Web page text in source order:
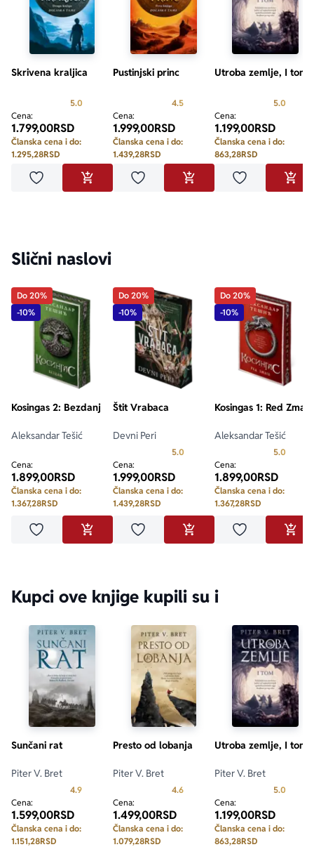
Skrivena kraljica
5.0 Prosecna ocena je 5.0 od 5
Cena:
1.799,00RSD
Članska cena i do:
1.295,28RSD
Dodaj u omiljeneDODAJ U KORPU
Pustinjski princ
4.5Prosecna ocena je 4.5 od 5
Cena:
1.999,00RSD
Članska cena i do:
1.439,28RSD
Dodaj u omiljeneDODAJ U KORPU
Utroba zemlje, I tom
5.0
Cena:
1.199,00RSD
Članska cena i do:
863,28RSD
Dodaj u
Slični naslovi
Do 20%
-10%
Kosingas 2: Bezdanj
Aleksandar Tešić
Cena:
1.899,00RSD
Članska cena i do:
1.367,28RSD
Dodaj u omiljeneDODAJ U KORPU
Do 20%
-10%
Štit Vrabaca
Devni Peri
5.0 Prosecna ocena je 5.0 od 5
Cena:
1.999,00RSD
Članska cena i do:
1.439,28RSD
Dodaj u omiljeneDODAJ U KORPU
Do 20%
-10%
Kosingas 1: Red Zmaja
Aleksandar Tešić
5.0
Cena:
1.899,00RSD
Članska cena i do:
1.367,28RSD
Dodaj u
Kupci ove knjige kupili su i
Sunčani rat
Piter V. Bret
4.9Prosecna ocena je 4.9 od 5
Cena:
1.599,00RSD
Članska cena i do:
1.151,28RSD
Presto od lobanja
Piter V. Bret
4.6Prosecna ocena je 4.6 od 5
Cena:
1.499,00RSD
Članska cena i do:
1.079,28RSD
Utroba zemlje, I tom
Piter V. Bret
5.0
Cena:
1.199,00RSD
Članska cena i do:
863,28RSD